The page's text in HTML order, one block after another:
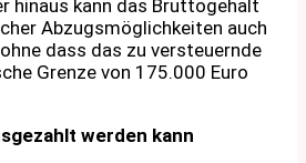
hinaus kann das Bruttogehalt
Abzugsmöglichkeiten auch
dass das zu versteuernde
Grenze von 175.000 Euro
werden kann